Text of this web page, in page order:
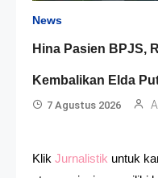
News
Hina Pasien BPJS,
Kembalikan Elda
7 Agustus 2026
Klik Jurnalistik untuk